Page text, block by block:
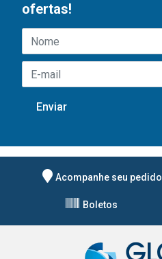
ofertas!
Acompanhe seu pedido
Boletos